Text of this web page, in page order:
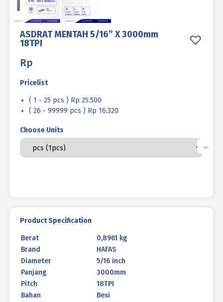
ASDRAT MENTAH 5/16” X 3000mm
18TPI
Rp
Pricelist
( 1 - 25 pcs ) Rp 25.500
( 26 - 99999 pcs ) Rp 16.320
Choose Units
Product Specification
Berat
0,8961 kg
Brand
HAFAS
Diameter
5/16 inch
Panjang
3000mm
Pitch
18TPI
Bahan
Besi